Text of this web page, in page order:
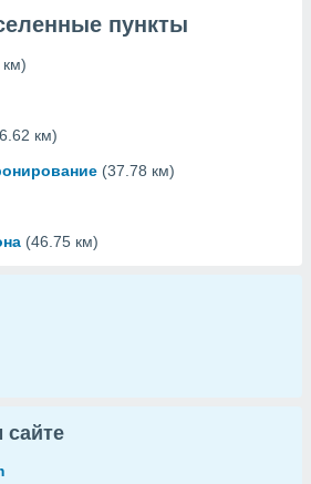
пункты
км)
км)
(37.78 км)
(46.75 км)
сайте